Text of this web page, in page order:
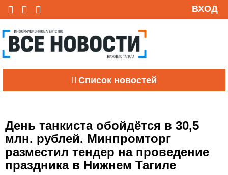
ВХОД
Список новостей
День танкиста обойдётся в 30,5
млн. рублей. Минпромторг
разместил тендер на проведение
праздника в Нижнем Тагиле